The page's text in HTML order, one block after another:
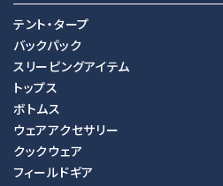
テント・タープ
バックパック
スリーピングアイテム
トップス
ボトムス
ウェアアクセサリー
クックウェア
フィールドギア